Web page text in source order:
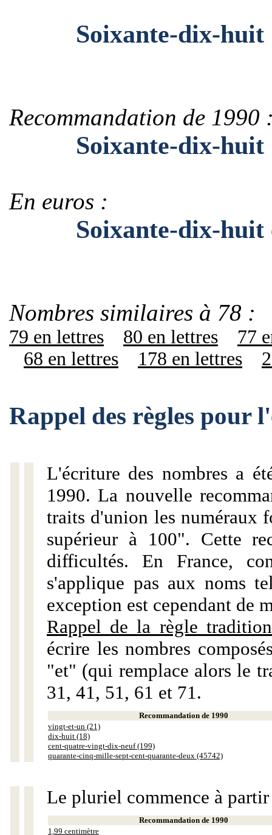
Soixante-dix-huit
Recommandation de 1990
Soixante-dix-huit
En euros :
Soixante-dix-huit
Nombres similaires à 78 :
79 en lettres 80 en lettres
77
68 en lettres
178 en lettres
Rappel des règles pour
L'écriture des nombres a
1990. La nouvelle
traits d'union les numéraux
supérieur à 100". Cette
difficultés. En France,
s'applique pas aux noms
exception est cependant de
Rappel de la règle
écrire les nombres
"et" (qui remplace alors le
31, 41, 51, 61 et 71.
Recommandation de 1990
vingt-et-un (21)
dix-huit (18)
cent-quatre-vingt-dix-neuf (199)
quarante-cinq-mille-sept-cent-quarante-deux (45742)
Le pluriel commence à
Recommandation de 1990
1,99 centimètre